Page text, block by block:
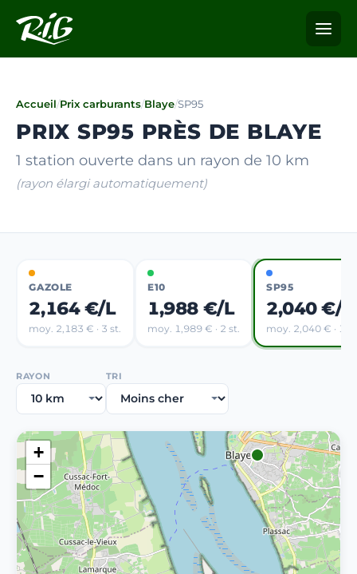
Accueil/Prix carburants/Blaye/SP95
PRIX SP95 PRÈS DE BLAYE
1 station ouverte dans un rayon de 10 km
(rayon élargi automatiquement)
GAZOLE
2,164 €/L
moy. 2,183 € · 3 st.
E10
1,988 €/L
moy. 1,989 € · 2 st.
SP95
2,040 €/L
moy. 2,040 € · 1
RAYON TRI
+
−